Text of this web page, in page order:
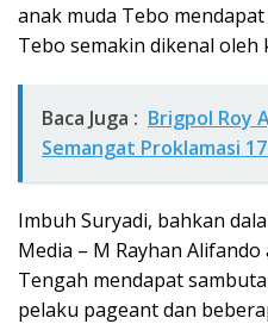
anak muda Tebo
Tebo semakin dikenal oleh
Baca Juga : Brigpol Roy
Semangat Proklamasi
Imbuh Suryadi, bahkan
Media – M Rayhan
Tengah mendapat
pelaku pageant dan